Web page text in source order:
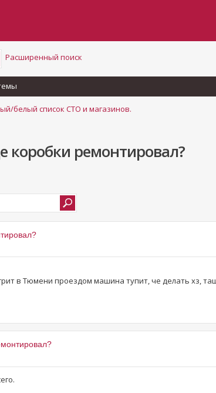
Расширенный поиск
белый список СТО и магазинов.
коробки ремонтировал?
в Тюмени проездом машина тупит, че делать хз,